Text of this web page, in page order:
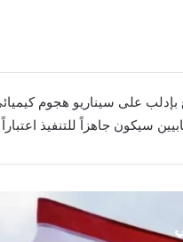
بإدلب على سيناريو هجوم
سيكون جاهزاً للتنفيذ